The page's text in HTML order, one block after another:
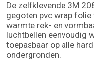
De zelfklevende 3M
gegoten pvc wrap folie
warmte rek- en
luchtbellen eenvoudig
toepasbaar op alle
ondergronden.